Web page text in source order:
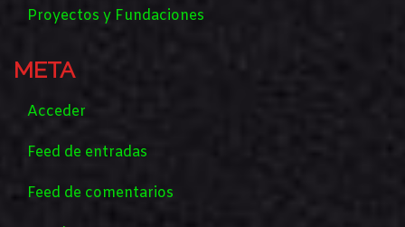
Proyectos y Fundaciones
META
Acceder
Feed de entradas
Feed de comentarios